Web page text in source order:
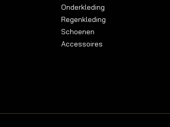
Onderkleding
Regenkleding
Schoenen
Accessoires